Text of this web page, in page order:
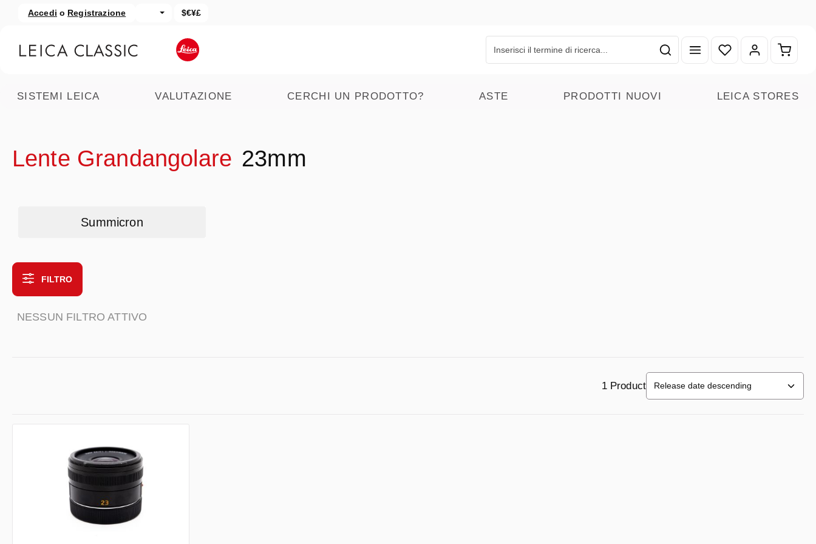
al contenuto principale
Salta alla ricerca
Accedi o Registrazione $€¥£
Hai 0 articoli nella lista
SISTEMI LEICA VALUTAZIONE CERCHI UN PRODOTTO? ASTE PRODOTTI NUOVI LEICA STORES
Lente Grandangolare 23mm
Summicron
FILTRO
NESSUN FILTRO ATTIVO
1 Product